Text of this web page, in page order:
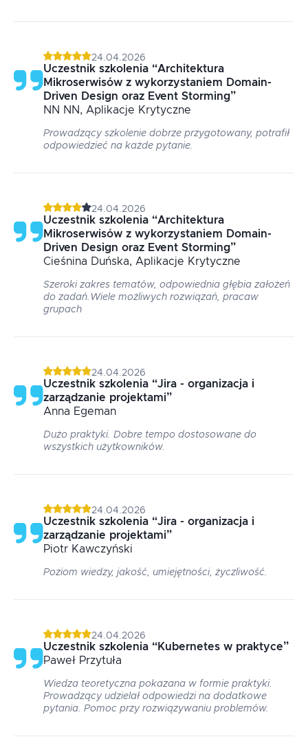
24.04.2026
Uczestnik szkolenia “Architektura
Mikroserwisów z wykorzystaniem Domain-
Driven Design oraz Event Storming”
NN NN, Aplikacje Krytyczne
Prowadzący szkolenie dobrze przygotowany, potrafił
odpowiedzieć na każde pytanie.
24.04.2026
Uczestnik szkolenia “Architektura
Mikroserwisów z wykorzystaniem Domain-
Driven Design oraz Event Storming”
Cieśnina Duńska, Aplikacje Krytyczne
Szeroki zakres tematów, odpowiednia głębia założeń
do zadań.Wiele możliwych rozwiązań, pracaw
grupach
24.04.2026
Uczestnik szkolenia “Jira - organizacja i
zarządzanie projektami”
Anna Egeman
Dużo praktyki. Dobre tempo dostosowane do
wszystkich użytkowników.
24.04.2026
Uczestnik szkolenia “Jira - organizacja i
zarządzanie projektami”
Piotr Kawczyński
Poziom wiedzy, jakość, umiejętności, życzliwość.
24.04.2026
Uczestnik szkolenia “Kubernetes w praktyce”
Paweł Przytuła
Wiedza teoretyczna pokazana w formie praktyki.
Prowadzący udzielał odpowiedzi na dodatkowe
pytania. Pomoc przy rozwiązywaniu problemów.